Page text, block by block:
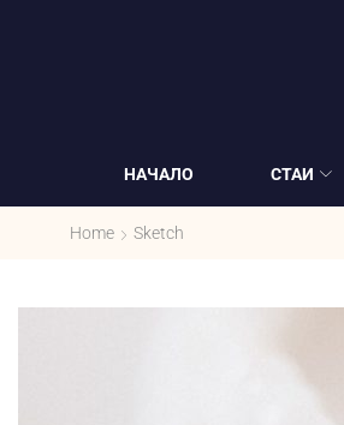
НАЧАЛО СТАИ
Home Sketch